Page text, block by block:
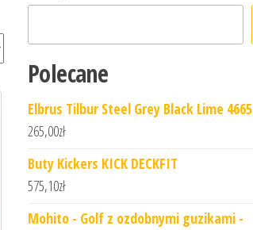
Polecane
Elbrus Tilbur Steel Grey Black Lime 4665
265,00zł
Buty Kickers KICK DECKFIT
575,10zł
Mohito - Golf z ozdobnymi guzikami -